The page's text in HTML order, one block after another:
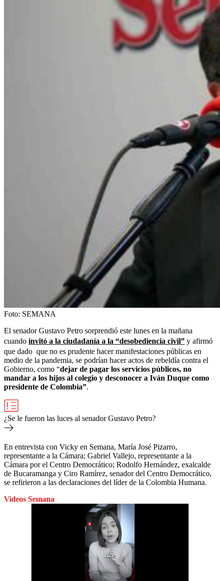
Foto: SEMANA
El senador Gustavo Petro sorprendió este lunes en la mañana
cuando invitó a la ciudadanía a la “desobediencia civil” y afirmó
que dado que no es prudente hacer manifestaciones públicas en
medio de la pandemia, se podrían hacer actos de rebeldía contra el
Gobierno, como “dejar de pagar los servicios públicos, no
mandar a los hijos al colegio y desconocer a Iván Duque como
presidente de Colombia”.
¿Se le fueron las luces al senador Gustavo Petro?
En entrevista con Vicky en Semana, María José Pizarro,
representante a la Cámara; Gabriel Vallejo, representante a la
Cámara por el Centro Democrático; Rodolfo Hernández, exalcalde
de Bucaramanga y Ciro Ramírez, senador del Centro Democrático,
se refirieron a las declaraciones del líder de la Colombia Humana.
Videos Semana